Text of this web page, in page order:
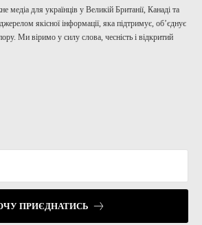
для українців у Великій Британії, Канаді та
якісної інформації, яка підтримує, об’єднує
Ми віримо у силу слова, чесність і відкритий
ПРИЄДНАТИСЬ